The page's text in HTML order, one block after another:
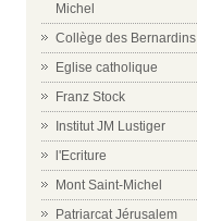
Michel
Collège des Bernardins
Eglise catholique
Franz Stock
Institut JM Lustiger
l'Ecriture
Mont Saint-Michel
Patriarcat Jérusalem